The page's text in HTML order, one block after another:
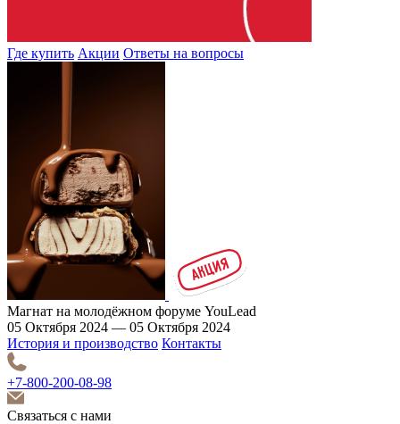
Где купить Акции Ответы на вопросы
Магнат на молодёжном форуме YouLead
05 Октября 2024 — 05 Октября 2024
История и производство Контакты
+7-800-200-08-98
Связаться с нами